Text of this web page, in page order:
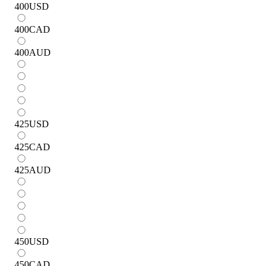
400USD
400CAD
400AUD
425USD
425CAD
425AUD
450USD